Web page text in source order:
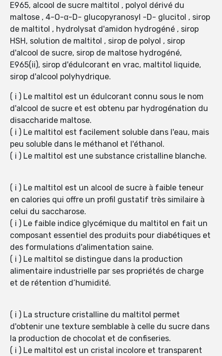
E965, alcool de sucre maltitol , polyol dérivé du
maltose , 4-O-α-D- glucopyranosyl -D- glucitol , sirop
de maltitol , hydrolysat d'amidon hydrogéné , sirop
HSH, solution de maltitol , sirop de polyol , sirop
d'alcool de sucre, sirop de maltose hydrogéné,
E965(ii), sirop d'édulcorant en vrac, maltitol liquide,
sirop d'alcool polyhydrique.
( i ) Le maltitol est un édulcorant connu sous le nom
d'alcool de sucre et est obtenu par hydrogénation du
disaccharide maltose.
( i ) Le maltitol est facilement soluble dans l'eau, mais
peu soluble dans le méthanol et l'éthanol.
( i ) Le maltitol est une substance cristalline blanche.
( i ) Le maltitol est un alcool de sucre à faible teneur
en calories qui offre un profil gustatif très similaire à
celui du saccharose.
( i ) Le faible indice glycémique du maltitol en fait un
composant essentiel des produits pour diabétiques et
des formulations d'alimentation saine.
( i ) Le maltitol se distingue dans la production
alimentaire industrielle par ses propriétés de charge
et de rétention d’humidité.
( i ) La structure cristalline du maltitol permet
d'obtenir une texture semblable à celle du sucre dans
la production de chocolat et de confiseries.
( i ) Le maltitol est un cristal incolore et transparent